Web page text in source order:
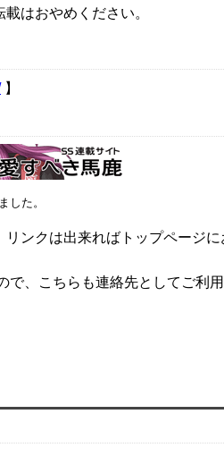
はおやめください。
】
した。
ンクは出来ればトップページ
、こちらも連絡先としてご利用